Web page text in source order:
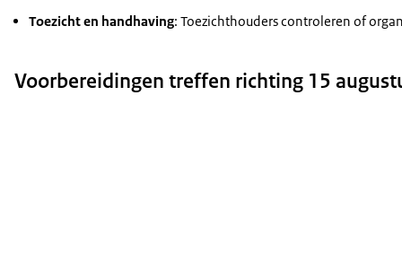
Toezicht en handhaving: Toezichthouders controleren of
Voorbereidingen treffen richting 15